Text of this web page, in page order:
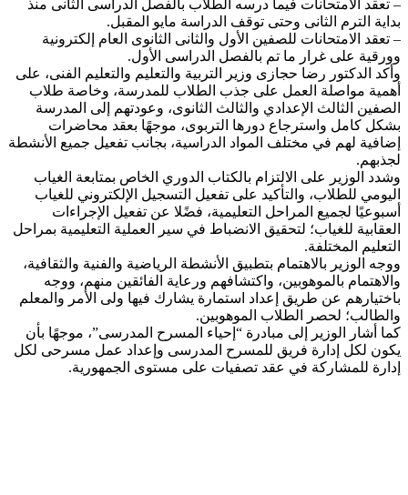
– تعقد الامتحانات فيما درسه الطلاب بالفصل الدراسى الثانى منذ
بداية الترم الثانى وحتى توقف الدراسة مايو المقبل.
– تعقد الامتحانات للصفين الأول والثانى الثانوى العام إلكترونية
وورقية على غرار ما تم بالفصل الدراسى الأول.
وأكد الدكتور رضا حجازى وزير التربية والتعليم والتعليم الفنى، على
أهمية مواصلة العمل على جذب الطلاب للمدرسة، وخاصة طلاب
الصفين الثالث الإعدادي والثالث الثانوى، وعودتهم إلى المدرسة
بشكل كامل واسترجاع دورها التربوى، موجهًا بعقد محاضرات
إضافية لهم في مختلف المواد الدراسية، بجانب تفعيل جميع الأنشطة
لجذبهم.
وشدد الوزير على الالتزام بالكتاب الدوري الخاص بمتابعة الغياب
اليومي للطلاب، والتأكيد على تفعيل التسجيل الإلكتروني للغياب
أسبوعيًا لجميع المراحل التعليمية، فضًلا عن تفعيل الإجراءات
العقابية للغياب؛ لتحقيق الانضباط في سير العملية التعليمية بمراحل
التعليم المختلفة.
ووجه الوزير بالاهتمام بتطبيق الأنشطة الرياضية والفنية والثقافية،
والاهتمام بالموهوبين، واكتشافهم ورعاية الفائقين منهم، ووجه
باختيارهم عن طريق إعداد استمارة يشارك فيها ولى الأمر والمعلم
والطالب؛ لحصر الطلاب الموهوبين.
كما أشار الوزير إلى مبادرة “إحياء المسرح المدرسى”، موجهًا بأن
يكون لكل إدارة فريق للمسرح المدرسى وإعداد عمل مسرحى لكل
إدارة للمشاركة في عقد تصفيات على مستوى الجمهورية.